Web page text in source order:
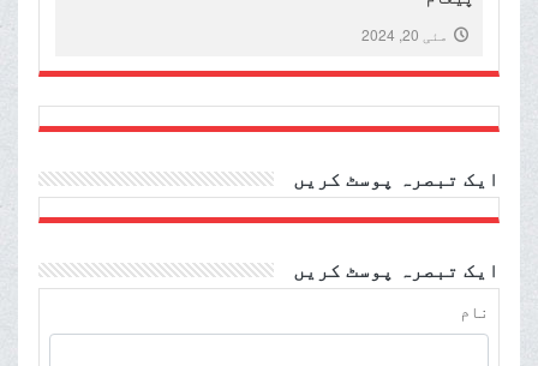
مئی 20, 2024
ایک تبصرہ پوسٹ کریں
ایک تبصرہ پوسٹ کریں
نام